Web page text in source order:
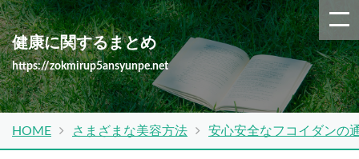
健康に関するまとめ
https://zokmirup5ansyunpe.net
HOME さまざまな美容方法 安心安全なフコイダンの